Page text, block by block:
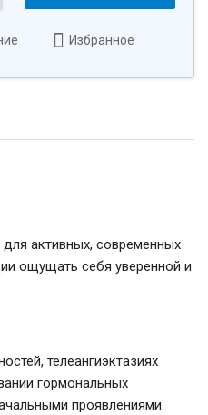
Избранное
активных, современных
ощущать себя уверенной и
телеангиэктазиях
гормональных
проявлениями